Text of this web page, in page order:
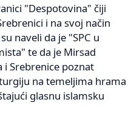
"Despotovina" čiji
i na svoj način
naveli da je "SPC u
te da je Mirsad
Srebrenice poznat
na temeljima hrama
glasnu islamsku